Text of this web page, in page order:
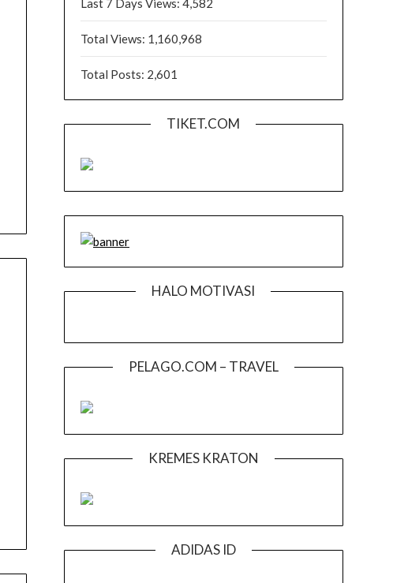
Last 7 Days Views: 4,582
Total Views: 1,160,968
Total Posts: 2,601
TIKET.COM
HALO MOTIVASI
PELAGO.COM – TRAVEL
KREMES KRATON
ADIDAS ID